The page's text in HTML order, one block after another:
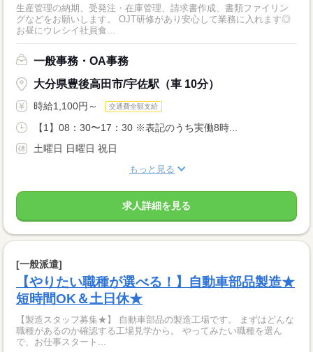
生産管理の納期、受発注・在庫管理、請求書作成、書類ファイリン
グなどをお願いします。 OJT研修があり安心して業務に入れます◎
お昼にウレシイ社員食...
一般事務・OA事務
大分県豊後高田市/宇佐駅（車 10分）
時給1,100円～ 交通費全額支給
【1】08：30〜17：30 ※表記のうち実働8時...
土曜日 日曜日 祝日
もっと見る
求人詳細を見る
[一般派遣]
【やりたい職種が選べる！】自動車部品製造★
短時間OK＆土日休★
【製造スタッフ募集★】 自動車部品の製造工場です。 まずはどんな
職種があるのか確認する工場見学から。 やってみたい職種を選ん
で、お仕事スタート...